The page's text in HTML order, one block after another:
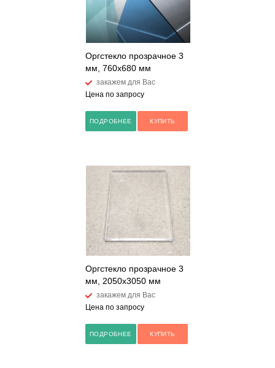
Оргстекло прозрачное 3
мм, 760х680 мм
закажем для Вас
Цена по запросу
ПОДРОБНЕЕ КУПИТЬ
Оргстекло прозрачное 3
мм, 2050х3050 мм
закажем для Вас
Цена по запросу
ПОДРОБНЕЕ КУПИТЬ